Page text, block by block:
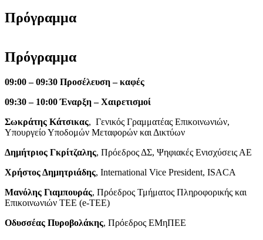
Πρόγραμμα
Πρόγραμμα
09:00 – 09:30 Προσέλευση – καφές
09:30 – 10:00 Έναρξη – Χαιρετισμοί
Σωκράτης Κάτσικας, Γενικός Γραμματέας Επικοινωνιών,
Υπουργείο Υποδομών Μεταφορών και Δικτύων
Δημήτριος Γκρίτζαλης, Πρόεδρος ΔΣ, Ψηφιακές Ενισχύσεις ΑΕ
Χρήστος Δημητριάδης, International Vice President, ISACA
Μανόλης Γιαμπουράς, Πρόεδρος Τμήματος Πληροφορικής και
Επικοινωνιών ΤΕΕ (e-TEE)
Οδυσσέας Πυροβολάκης, Πρόεδρος ΕΜηΠΕΕ